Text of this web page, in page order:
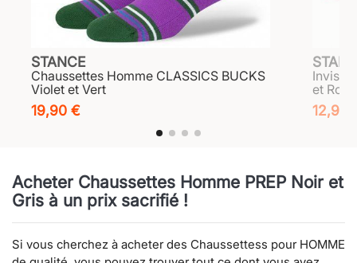
STANCE
Chaussettes Homme CLASSICS BUCKS
Violet et Vert
19,90 €
et
12,90
Acheter Chaussettes Homme PREP Noir et
Gris à un prix sacrifié !
Si vous cherchez à acheter des Chaussettess pour HOMME